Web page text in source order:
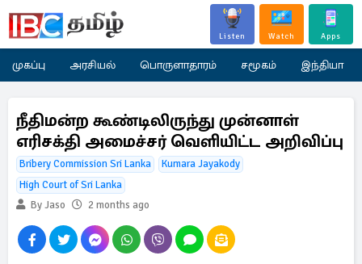
Listen Watch Apps
முகப்பு அரசியல் பொருளாதாரம் சமூகம் இந்தியா
நீதிமன்ற கூண்டிலிருந்து முன்னாள்
எரிசக்தி அமைச்சர் வெளியிட்ட அறிவிப்பு
Bribery Commission Sri Lanka
Kumara Jayakody
High Court of Sri Lanka
By Jaso
2 months ago